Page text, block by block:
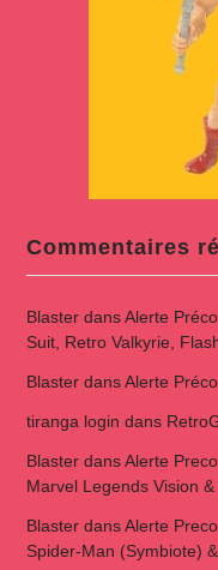
Commentaires
BlasterdansAlerte
Suit, Retro Valkyrie,
BlasterdansAlerte
tiranga login dans
BlasterdansAlerte
Marvel Legends Vision
BlasterdansAlerte
Spider-Man (Symbiote)